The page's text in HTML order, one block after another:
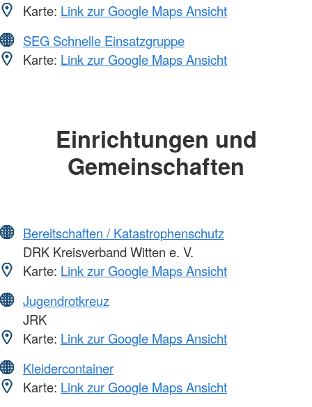
Karte: Link zur Google Maps Ansicht
SEG Schnelle Einsatzgruppe
Karte: Link zur Google Maps Ansicht
Einrichtungen und
Gemeinschaften
Bereitschaften / Katastrophenschutz
DRK Kreisverband Witten e. V.
Karte: Link zur Google Maps Ansicht
Jugendrotkreuz
JRK
Karte: Link zur Google Maps Ansicht
Kleidercontainer
Karte: Link zur Google Maps Ansicht